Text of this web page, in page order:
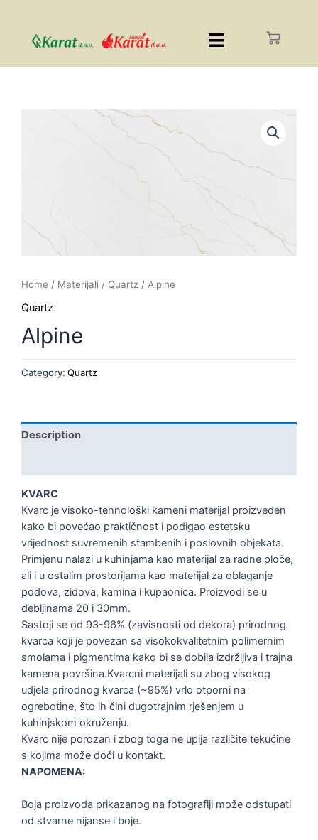
Home / Materijali / Quartz / Alpine
Quartz
Alpine
Category: Quartz
Description
KVARC
Kvarc je visoko-tehnološki kameni materijal proizveden
kako bi povećao praktičnost i podigao estetsku
vrijednost suvremenih stambenih i poslovnih objekata.
Primjenu nalazi u kuhinjama kao materijal za radne ploče,
ali i u ostalim prostorijama kao materijal za oblaganje
podova, zidova, kamina i kupaonica. Proizvodi se u
debljinama 20 i 30mm.
Sastoji se od 93-96% (zavisnosti od dekora) prirodnog
kvarca koji je povezan sa visokokvalitetnim polimernim
smolama i pigmentima kako bi se dobila izdržljiva i trajna
kamena površina.Kvarcni materijali su zbog visokog
udjela prirodnog kvarca (~95%) vrlo otporni na
ogrebotine, što ih čini dugotrajnim rješenjem u
kuhinjskom okruženju.
Kvarc nije porozan i zbog toga ne upija različite tekućine
s kojima može doći u kontakt.
NAPOMENA:
Boja proizvoda prikazanog na fotografiji može odstupati
od stvarne nijanse i boje.